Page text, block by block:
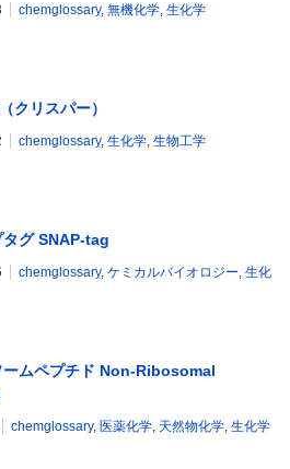
chemglossary, 無機化学 生化学
クリスパー）
chemglossary, 生化学 生物工学
タグ SNAP-tag
chemglossary, ケミカルバイオロジー 生化
ームペプチド Non-Ribosomal
chemglossary, 医薬化学 天然物化学 生化学